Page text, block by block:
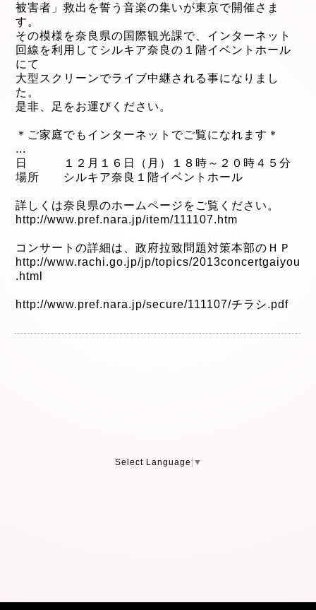
被害者」救出を誓う音楽の集いが東京で開催さま
す。
その模様を奈良県の国際観光課で、インターネット
回線を利用してシルキア奈良の１階イベントホール
にて
大型スクリーンでライブ中継される事になりまし
た。
是非、足をお運びください。
＊ご家庭でもインターネットでご覧になれます＊
...
日 １２月１６日（月）１８時～２０時４５分
場所 シルキア奈良１階イベントホール
詳しくは奈良県のホームページをご覧ください。
http://www.pref.nara.jp/item/111107.htm
コンサートの詳細は、政府拉致問題対策本部のＨＰ
http://www.rachi.go.jp/jp/topics/2013concertgaiyou
.html
http://www.pref.nara.jp/secure/111107/チラシ.pdf
Select Language ▼